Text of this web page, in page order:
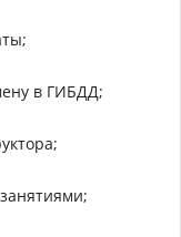
в ГИБДД;